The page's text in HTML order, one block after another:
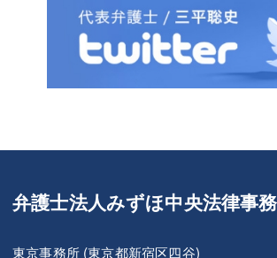
弁護士法人みずほ中央法律事
東京事務所 (東京都新宿区四谷)